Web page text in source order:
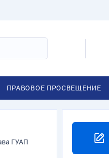
ПРАВОВОЕ ПРОСВЕЩЕНИЕ
ГУАП